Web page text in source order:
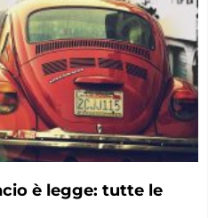
è legge: tutte le